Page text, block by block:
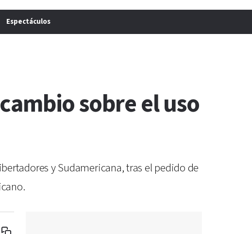
Espectáculos
sobre el uso
y Sudamericana, tras el pedido de